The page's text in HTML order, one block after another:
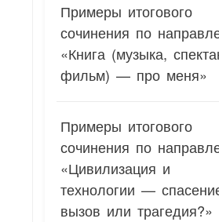
Примеры итогового
сочинения по
«Книга (музыка,
фильм) — про меня»
Примеры итогового
сочинения по
«Цивилизация и
технологии —
вызов или трагедия?»